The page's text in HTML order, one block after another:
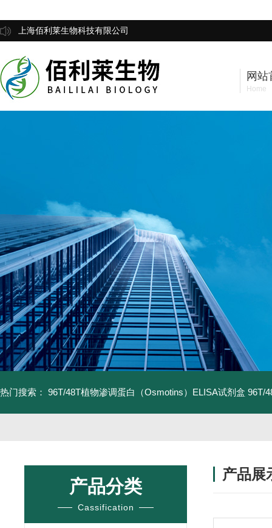
上海佰利莱生物科技有限公司
网站
Home
热门搜索： 96T/48T植物渗调蛋白（Osmotins）ELISA试剂盒 96T/
产品分类
Cassification
产品展